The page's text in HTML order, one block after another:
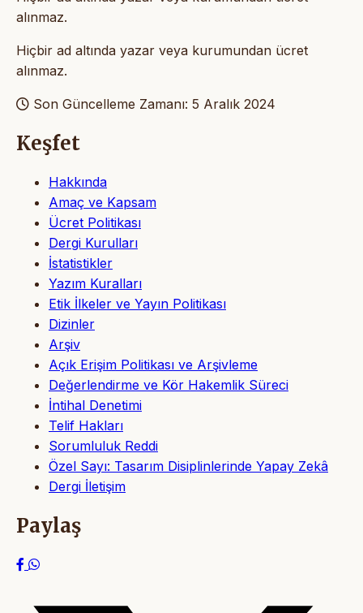
alınmaz.
Hiçbir ad altında yazar veya kurumundan ücret
alınmaz.
Son Güncelleme Zamanı: 5 Aralık 2024
Keşfet
Hakkında
Amaç ve Kapsam
Ücret Politikası
Dergi Kurulları
İstatistikler
Yazım Kuralları
Etik İlkeler ve Yayın Politikası
Dizinler
Arşiv
Açık Erişim Politikası ve Arşivleme
Değerlendirme ve Kör Hakemlik Süreci
İntihal Denetimi
Telif Hakları
Sorumluluk Reddi
Özel Sayı: Tasarım Disiplinlerinde Yapay Zekâ
Dergi İletişim
Paylaş